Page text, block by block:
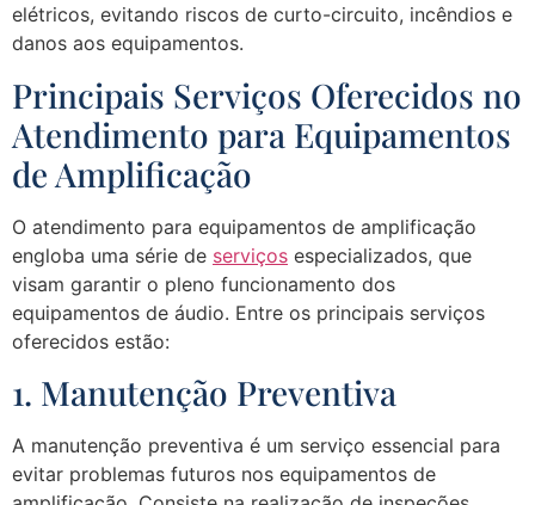
elétricos, evitando riscos de curto-circuito, incêndios e
danos aos equipamentos.
Principais Serviços Oferecidos no
Atendimento para Equipamentos
de Amplificação
O atendimento para equipamentos de amplificação
engloba uma série de serviços especializados, que
visam garantir o pleno funcionamento dos
equipamentos de áudio. Entre os principais serviços
oferecidos estão:
1. Manutenção Preventiva
A manutenção preventiva é um serviço essencial para
evitar problemas futuros nos equipamentos de